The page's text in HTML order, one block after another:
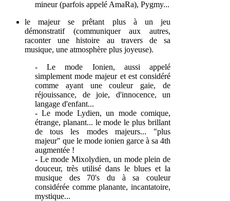
mineur (parfois appelé AmaRa), Pygmy...
le majeur se prêtant plus à un jeu
démonstratif (communiquer aux autres,
raconter une histoire au travers de sa
musique, une atmosphère plus joyeuse).
- Le mode Ionien, aussi appelé
simplement mode majeur et est considéré
comme ayant une couleur gaie, de
réjouissance, de joie, d'innocence, un
langage d'enfant...
- Le mode Lydien, un mode comique,
étrange, planant... le mode le plus brillant
de tous les modes majeurs... "plus
majeur" que le mode ionien garce à sa 4th
augmentée !
- Le mode Mixolydien, un mode plein de
douceur, très utilisé dans le blues et la
musique des 70's du à sa couleur
considérée comme planante, incantatoire,
mystique...